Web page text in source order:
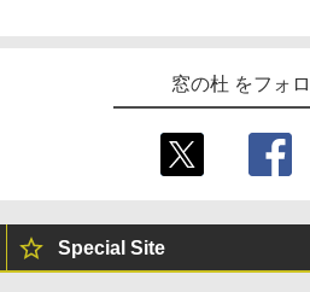
窓の杜 をフォ
Special Site